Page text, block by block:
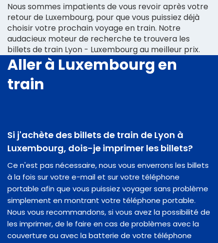
Nous sommes impatients de vous revoir après votre
retour de Luxembourg, pour que vous puissiez déjà
choisir votre prochain voyage en train. Notre
audacieux moteur de recherche te trouvera les
billets de train Lyon - Luxembourg au meilleur prix.
Aller à Luxembourg en
train
Si j'achète des billets de train de Lyon à
Luxembourg, dois-je imprimer les billets?
Ce n'est pas nécessaire, nous vous enverrons les billets
à la fois sur votre e-mail et sur votre téléphone
portable afin que vous puissiez voyager sans problème
simplement en montrant votre téléphone portable.
Nous vous recommandons, si vous avez la possibilité de
les imprimer, de le faire en cas de problèmes avec la
couverture ou avec la batterie de votre téléphone